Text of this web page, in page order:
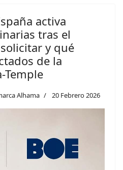
activa
tras el
y qué
de la
Temple
Alhama 20 Febrero 2026